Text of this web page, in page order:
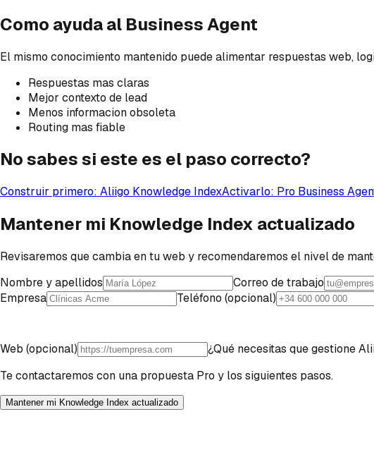
Como ayuda al Business Agent
El mismo conocimiento mantenido puede alimentar respuestas web,
Respuestas mas claras
Mejor contexto de lead
Menos informacion obsoleta
Routing mas fiable
No sabes si este es el paso correcto?
Construir primero: Aliigo Knowledge IndexActivarlo: Pro Business
Mantener mi Knowledge Index actualizado
Revisaremos que cambia en tu web y recomendaremos el nivel de
Nombre y apellidos
Correo de trabajo
Empresa
Teléfono (opcional)
Web (opcional) ¿Qué necesitas que gestione
Te contactaremos con una propuesta Pro y los siguientes pasos.
Mantener mi Knowledge Index actualizado